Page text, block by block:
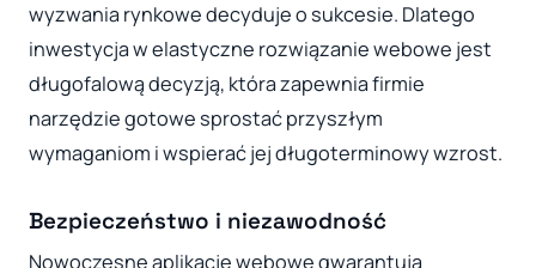
wyzwania rynkowe decyduje o sukcesie. Dlatego
inwestycja w elastyczne rozwiązanie webowe jest
długofalową decyzją, która zapewnia firmie
narzędzie gotowe sprostać przyszłym
wymaganiom i wspierać jej długoterminowy wzrost.
Bezpieczeństwo i niezawodność
Nowoczesne aplikacje webowe gwarantują